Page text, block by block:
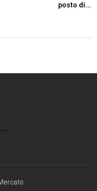
posto di...